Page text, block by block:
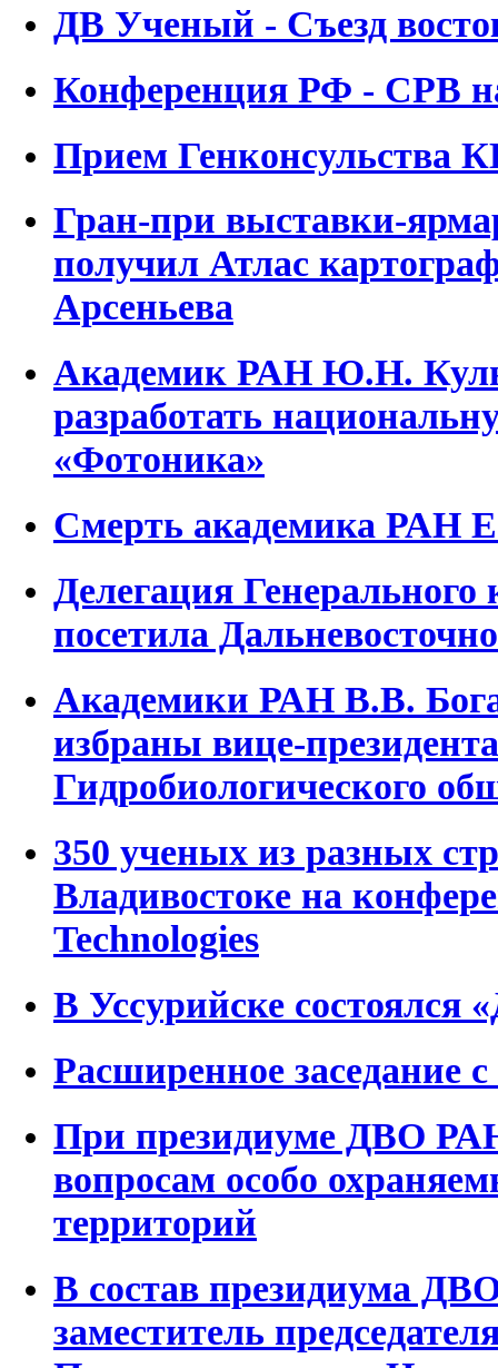
ДВ Ученый - Съезд
Конференция РФ - СРВ
Прием Генконсульства
Гран-при выставки-
получил Атлас
Арсеньева
Академик РАН Ю.Н.
разработать
«Фотоника»
Смерть академика РАН
Делегация
посетила
Академики РАН В.В.
избраны вице-
Гидробиологического
350 ученых из разных
Владивостоке на
Technologies
В Уссурийске состоялся
Расширенное заседание
При президиуме ДВО
вопросам особо
территорий
В состав президиума
заместитель